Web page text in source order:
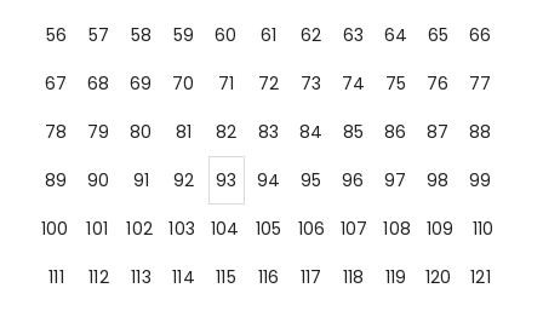
56
57 58 59 60 61 62 63 64 65
66
67
68 69 70 71 72 73 74 75 76
77
78
79 80 81 82 83 84 85 86 87
88
89
90 91 92 93 94 95 96 97 98
99
100
101 102 103 104 105 106 107 108 109
110
111
112 113 114 115 116 117 118 119 120
121